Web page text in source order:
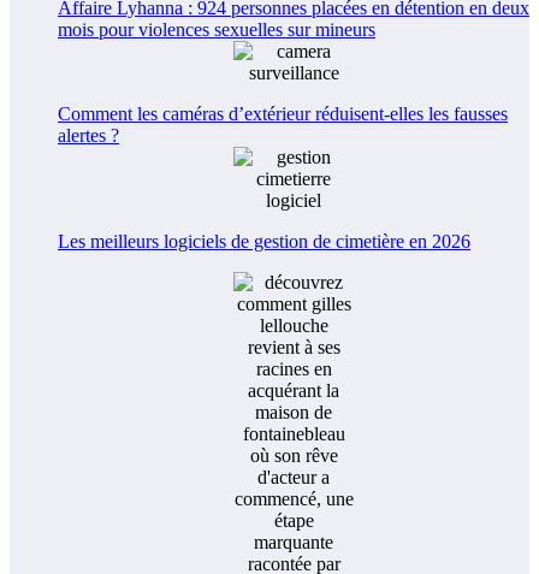
Affaire Lyhanna : 924 personnes placées en détention en deux
mois pour violences sexuelles sur mineurs
Comment les caméras d’extérieur réduisent-elles les fausses
alertes ?
Les meilleurs logiciels de gestion de cimetière en 2026